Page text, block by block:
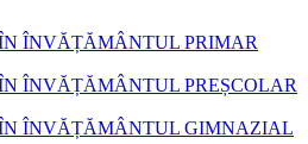
ÎNVĂȚĂMÂNTUL PRIMAR
ÎNVĂȚĂMÂNTUL PREȘCOLAR
ÎNVĂȚĂMÂNTUL GIMNAZIAL